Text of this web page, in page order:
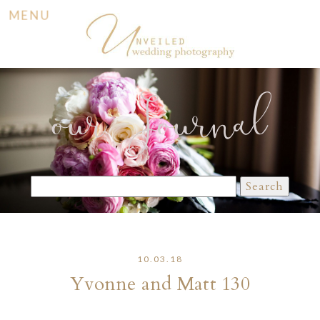
MENU
our Journal
for:
10.03.18
Yvonne and Matt 130